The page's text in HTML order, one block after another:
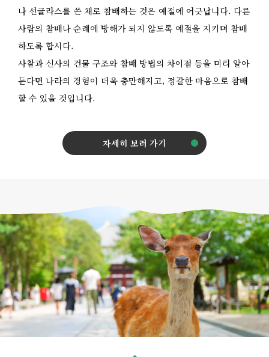
나 선글라스를 쓴 채로 참배하는 것은 예절에 어긋납니다. 다른
사람의 참배나 순례에 방해가 되지 않도록 예절을 지키며 참배
하도록 합시다.
사찰과 신사의 건물 구조와 참배 방법의 차이점 등을 미리 알아
둔다면 나라의 경험이 더욱 충만해지고, 정갈한 마음으로 참배
할 수 있을 것입니다.
자세히 보러 가기